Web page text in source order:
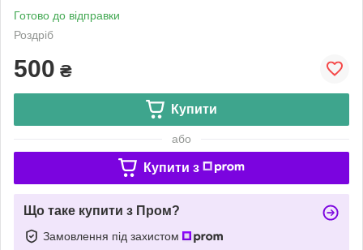
Готово до відправки
Роздріб
500 ₴
Купити
або
Купити з
Що таке купити з Пром?
Замовлення під захистом